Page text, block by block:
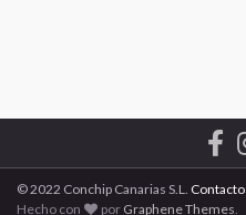
© 2022 Conchip Canarias S.L. Contacto
Hecho con
por Graphene Themes